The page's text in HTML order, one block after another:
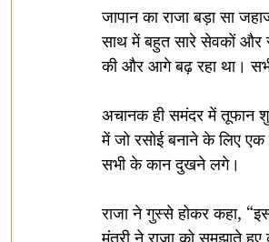
जापान का राजा बड़ा सा
साथ में बहुत सारे सेवकों और
की और आगे बढ़ रहा था।
अचानक ही समंदर में तूफान
में जो रसोई बनाने के लिए एक
सभी के कान दुखने लगे।
राजा ने गुस्से होकर कहा,